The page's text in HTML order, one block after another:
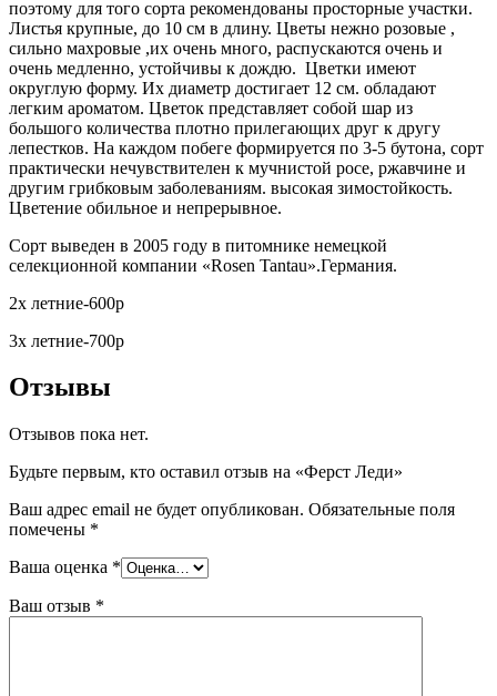
поэтому для того сорта рекомендованы просторные участки.
Листья крупные, до 10 см в длину. Цветы нежно розовые ,
сильно махровые ,их очень много, распускаются очень и
очень медленно, устойчивы к дождю. Цветки имеют
округлую форму. Их диаметр достигает 12 см. обладают
легким ароматом. Цветок представляет собой шар из
большого количества плотно прилегающих друг к другу
лепестков. На каждом побеге формируется по 3-5 бутона, сорт
практически нечувствителен к мучнистой росе, ржавчине и
другим грибковым заболеваниям. высокая зимостойкость.
Цветение обильное и непрерывное.
Сорт выведен в 2005 году в питомнике немецкой
селекционной компании «Rosen Tantau».Германия.
2х летние-600р
3х летние-700р
Отзывы
Отзывов пока нет.
Будьте первым, кто оставил отзыв на «Ферст Леди»
Ваш адрес email не будет опубликован. Обязательные поля
помечены *
Ваша оценка *
Ваш отзыв *